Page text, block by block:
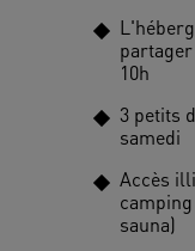
10h
3 petits
samedi
Accès
sauna)